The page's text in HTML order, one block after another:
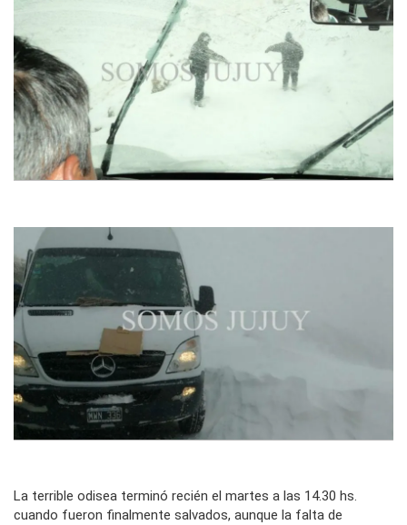
La terrible odisea terminó recién el martes a las 14.30 hs.
cuando fueron finalmente salvados, aunque la falta de